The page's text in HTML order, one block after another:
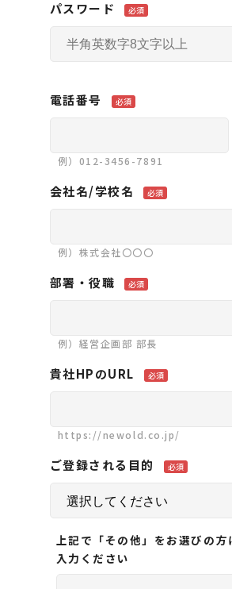
パスワード 必須
電話番号 必須
例）012-3456-7891
会社名/学校名 必須
例）株式会社〇〇〇
部署・役職 必須
例）経営企画部 部長
貴社HPのURL 必須
https://newold.co.jp/
ご登録される目的 必須
上記で「その他」をお選びの方
入力ください